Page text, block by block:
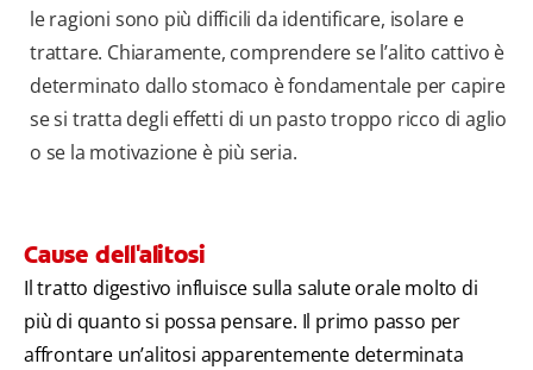
le ragioni sono più difficili da identificare, isolare e
trattare. Chiaramente, comprendere se l’alito cattivo è
determinato dallo stomaco è fondamentale per capire
se si tratta degli effetti di un pasto troppo ricco di aglio
o se la motivazione è più seria.
Cause dell'alitosi
Il tratto digestivo influisce sulla salute orale molto di
più di quanto si possa pensare. Il primo passo per
affrontare un’alitosi apparentemente determinata